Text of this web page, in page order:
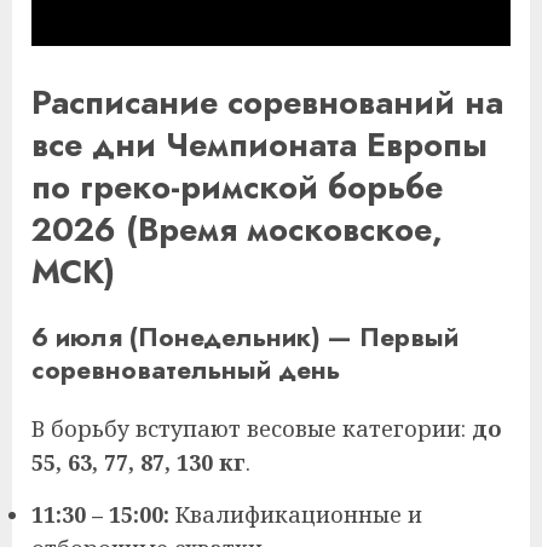
Расписание соревнований на
все дни Чемпионата Европы
по греко-римской борьбе
2026 (Время московское,
МСК)
6 июля (Понедельник) — Первый
соревновательный день
В борьбу вступают весовые категории: до
55, 63, 77, 87, 130 кг.
11:30 – 15:00: Квалификационные и